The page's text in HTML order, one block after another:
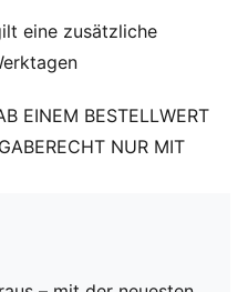
eine zusätzliche
EINEM BESTELLWERT
NUR MIT